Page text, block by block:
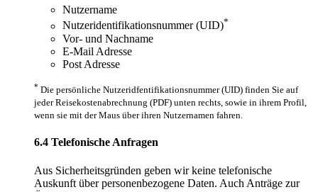
Nutzername
Nutzeridentifikationsnummer (UID)*
Vor- und Nachname
E-Mail Adresse
Post Adresse
* Die persönliche Nutzeridfentifikationsnummer (UID) finden Sie auf
jeder Reisekostenabrechnung (PDF) unten rechts, sowie in ihrem Profil,
wenn sie mit der Maus über ihren Nutzernamen fahren.
6.4 Telefonische Anfragen
Aus Sicherheitsgründen geben wir keine telefonische
Auskunft über personenbezogene Daten. Auch Anträge zur